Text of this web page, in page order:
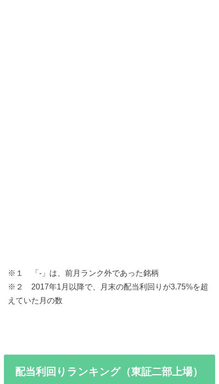
※１ 「-」は、前月ランク外であった銘柄
※２ 2017年1月以降で、月末の配当利回りが3.75%を超
えていた月の数
配当利回りランキング（東証二部上場）